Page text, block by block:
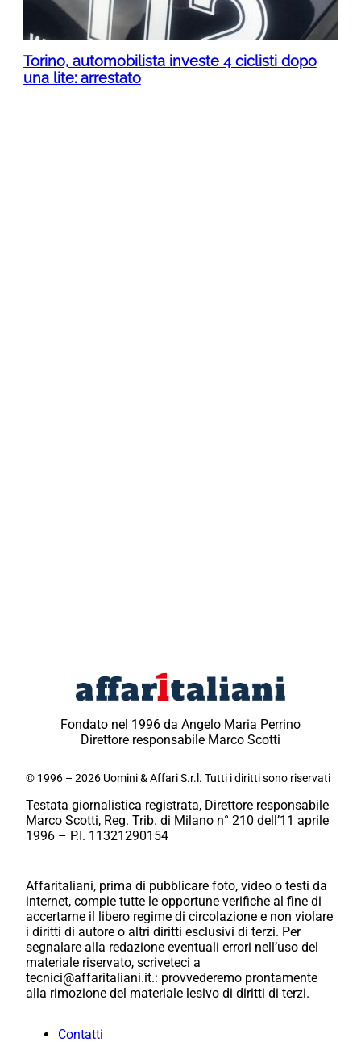
Torino, automobilista investe 4 ciclisti dopo
una lite: arrestato
Fondato nel 1996 da Angelo Maria Perrino
Direttore responsabile Marco Scotti
© 1996 – 2026 Uomini & Affari S.r.l. Tutti i diritti sono riservati
Testata giornalistica registrata, Direttore responsabile
Marco Scotti, Reg. Trib. di Milano n° 210 dell’11 aprile
1996 – P.I. 11321290154
Affaritaliani, prima di pubblicare foto, video o testi da
internet, compie tutte le opportune verifiche al fine di
accertarne il libero regime di circolazione e non violare
i diritti di autore o altri diritti esclusivi di terzi. Per
segnalare alla redazione eventuali errori nell’uso del
materiale riservato, scriveteci a
tecnici@affaritaliani.it.: provvederemo prontamente
alla rimozione del materiale lesivo di diritti di terzi.
Contatti